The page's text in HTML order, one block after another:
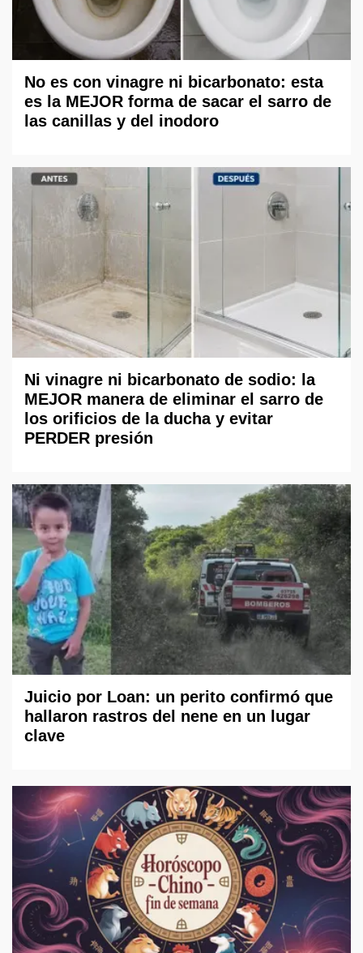
No es con vinagre ni bicarbonato: esta
es la MEJOR forma de sacar el sarro de
las canillas y del inodoro
Ni vinagre ni bicarbonato de sodio: la
MEJOR manera de eliminar el sarro de
los orificios de la ducha y evitar
PERDER presión
Juicio por Loan: un perito confirmó que
hallaron rastros del nene en un lugar
clave